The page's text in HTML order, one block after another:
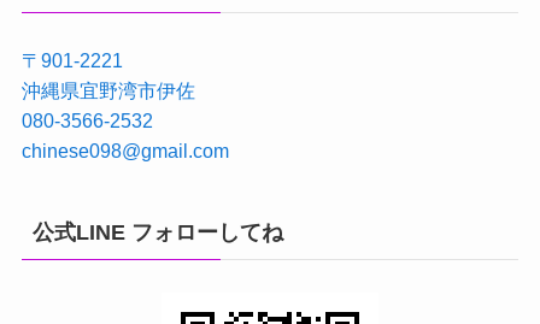
〒901-2221
沖縄県宜野湾市伊佐
080-3566-2532
chinese098@gmail.com
公式LINE フォローしてね